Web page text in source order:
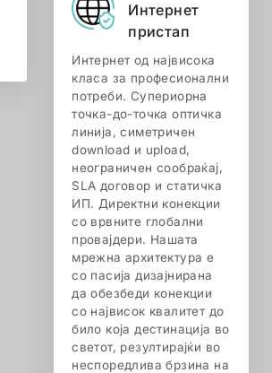
Интернет
пристап
Интернет од највисока
класа за професионални
потреби. Супериорна
точка-до-точка оптичка
линија, симетричен
download и upload,
неограничен сообраќај,
SLA договор и статичка
ИП. Директни конекции
со врвните глобални
провајдери. Нашата
мрежна архитектура е
со пасија дизајнирана
да обезбеди конекции
со највисок квалитет до
било која дестинација во
светот, резултирајќи во
неспоредлива брзина на